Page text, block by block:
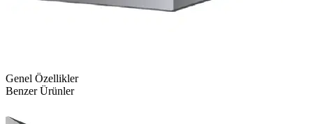
Genel Özellikler
Benzer Ürünler